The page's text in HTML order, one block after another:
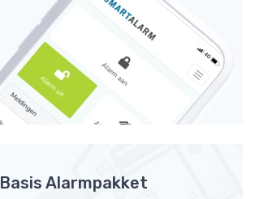
Basis Alarmpakket